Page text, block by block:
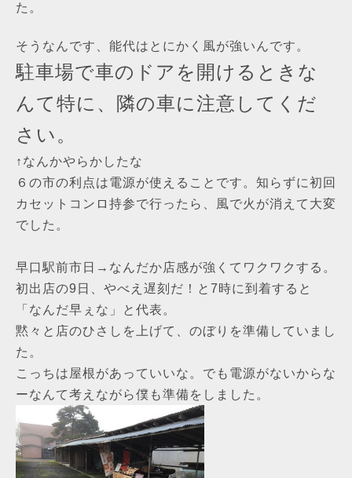
た。
そうなんです、能代はとにかく風が強いんです。
駐車場で車のドアを開けるときな
んて特に、隣の車に注意してくだ
さい。
↑なんかやらかしたな
６の市の利点は電源が使えることです。知らずに初回
カセットコンロ持参で行ったら、風で火が消えて大変
でした。
早口駅前市日→なんだか店感が強くてワクワクする。
初出店の9日、やべえ遅刻だ！と7時に到着すると
「なんだ早ぇな」と代表。
黙々と店のひさしを上げて、のぼりを準備していまし
た。
こっちは屋根があっていいな。でも電源がないからな
ーなんて考えながら僕も準備をしました。